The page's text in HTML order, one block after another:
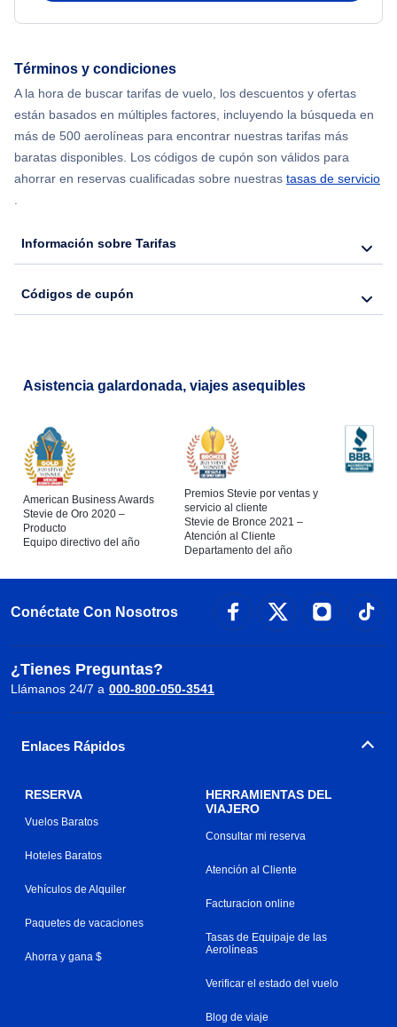
Términos y condiciones
A la hora de buscar tarifas de vuelo, los descuentos y ofertas
están basados en múltiples factores, incluyendo la búsqueda en
más de 500 aerolíneas para encontrar nuestras tarifas más
baratas disponibles. Los códigos de cupón son válidos para
ahorrar en reservas cualificadas sobre nuestras tasas de servicio
.
Información sobre Tarifas
Códigos de cupón
Asistencia galardonada, viajes asequibles
American Business Awards
Stevie de Oro 2020 –
Producto
Equipo directivo del año
Premios Stevie por ventas y
servicio al cliente
Stevie de Bronce 2021 –
Atención al Cliente
Departamento del año
Conéctate Con Nosotros
¿Tienes Preguntas?
Llámanos 24/7 a 000-800-050-3541
Enlaces Rápidos
RESERVA
Vuelos Baratos
Hoteles Baratos
Vehículos de Alquiler
Paquetes de vacaciones
Ahorra y gana $
HERRAMIENTAS DEL
VIAJERO
Consultar mi reserva
Atención al Cliente
Facturacion online
Tasas de Equipaje de las
Aerolíneas
Verificar el estado del vuelo
Blog de viaje